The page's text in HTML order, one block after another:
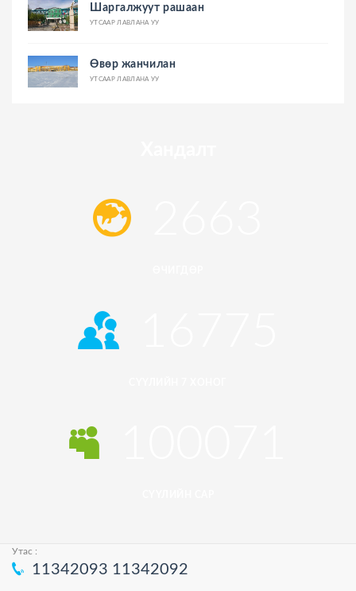
Шаргалжуут рашаан
УТСААР ЛАВЛАНА УУ
Өвөр жанчилан
УТСААР ЛАВЛАНА УУ
Утас :
11342093 11342092